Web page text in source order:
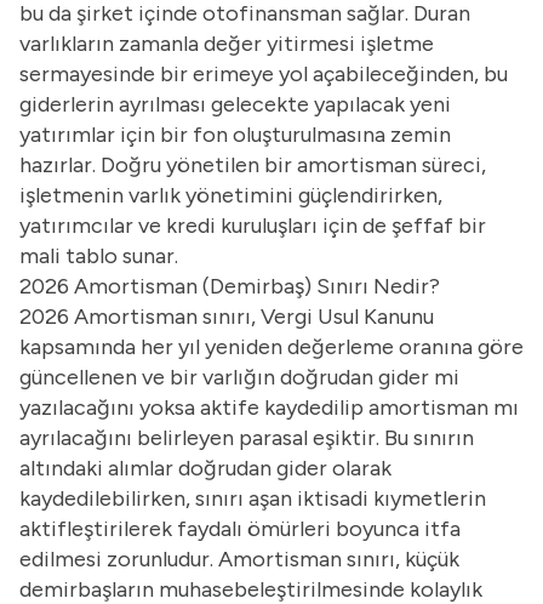
bu da şirket içinde otofinansman sağlar. Duran
varlıkların zamanla değer yitirmesi işletme
sermayesinde bir erimeye yol açabileceğinden, bu
giderlerin ayrılması gelecekte yapılacak yeni
yatırımlar için bir fon oluşturulmasına zemin
hazırlar. Doğru yönetilen bir amortisman süreci,
işletmenin varlık yönetimini güçlendirirken,
yatırımcılar ve kredi kuruluşları için de şeffaf bir
mali tablo sunar.
2026 Amortisman (Demirbaş) Sınırı Nedir?
2026 Amortisman sınırı, Vergi Usul Kanunu
kapsamında her yıl yeniden değerleme oranına göre
güncellenen ve bir varlığın doğrudan gider mi
yazılacağını yoksa aktife kaydedilip amortisman mı
ayrılacağını belirleyen parasal eşiktir. Bu sınırın
altındaki alımlar doğrudan gider olarak
kaydedilebilirken, sınırı aşan iktisadi kıymetlerin
aktifleştirilerek faydalı ömürleri boyunca itfa
edilmesi zorunludur. Amortisman sınırı, küçük
demirbaşların muhasebeleştirilmesinde kolaylık